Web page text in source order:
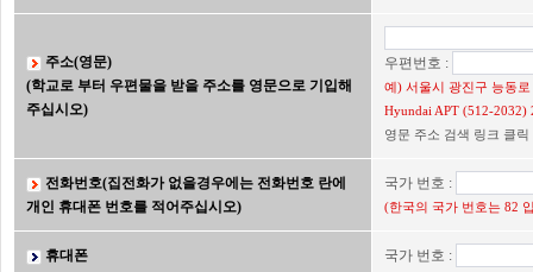
주소(영문)
(학교로 부터 우편물을 받을 주소를 영문으로 기입해
주십시오)
우편번호 :
예) 서울시 광진구 능동
Hyundai APT (512-2032)
영문 주소 검색 링크 클릭
전화번호(집전화가 없을경우에는 전화번호 란에
개인 휴대폰 번호를 적어주십시오)
국가 번호 :
(한국의 국가 번호는 82
휴대폰 국가 번호 :